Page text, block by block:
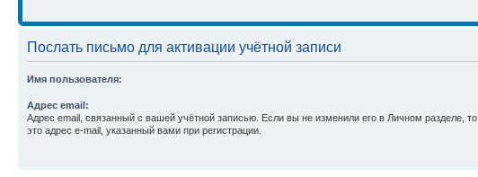
Послать письмо для активации учётной записи
Имя пользователя:
Адрес email:
Адрес email, связанный с вашей учётной записью. Если вы не изменили его в Личном разделе, то
это адрес e-mail, указанный вами при регистрации.